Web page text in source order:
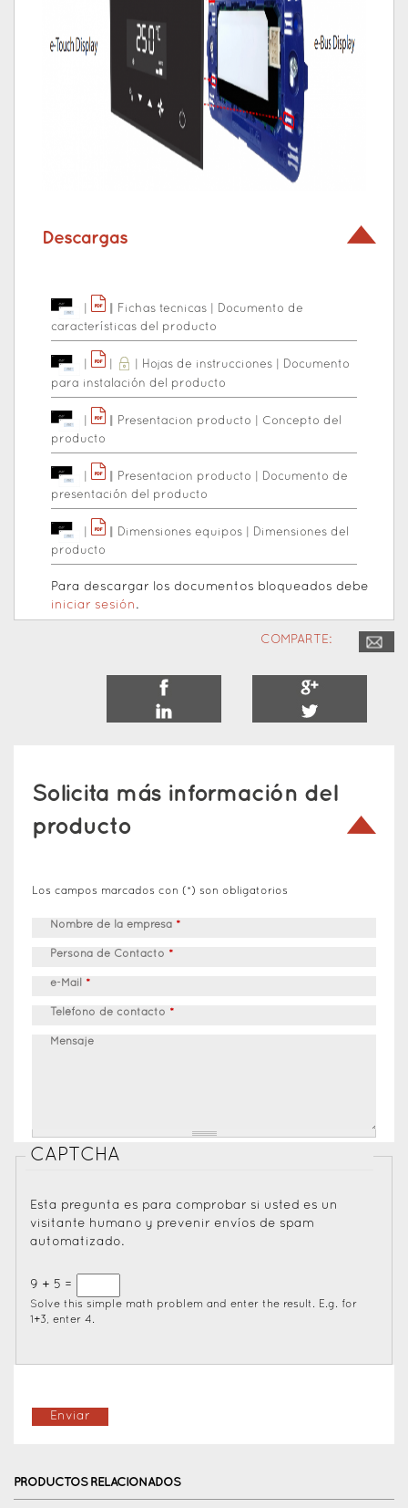
Descargas
Fichas tecnicas
Documento de
características del producto
Hojas de instrucciones
Documento
para instalación del producto
Presentacion producto
Concepto del
producto
Presentacion producto
Documento de
presentación del producto
Dimensiones equipos
Dimensiones del
producto
Para descargar los documentos bloqueados debe
iniciar sesión .
COMPARTE:
Solicita más información del
producto
Los campos marcados con (*) son obligatorios
Nombre de la empresa *
Persona de Contacto *
e-Mail *
Teléfono de contacto *
Mensaje
CAPTCHA
Esta pregunta es para comprobar si usted es un
visitante humano y prevenir envíos de spam
automatizado.
9 + 5 =
Solve this simple math problem and enter the result. E.g. for
1+3, enter 4.
PRODUCTOS RELACIONADOS